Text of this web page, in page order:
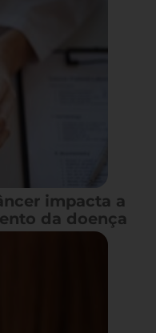
impacta a
da doença